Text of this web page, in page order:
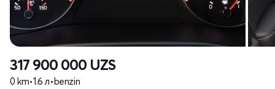
317 900 000 UZS
0 km•1.6 л•benzin